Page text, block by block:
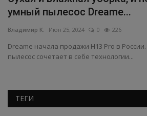
умный пылесос Dreame...
Владимир К. Июн 25, 2024 0 226
Dreame начала продажи H13 Pro в
пылесос сочетает в себе технологии...
ТЕГИ